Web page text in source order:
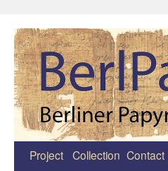
Zum
Project Collection Contact